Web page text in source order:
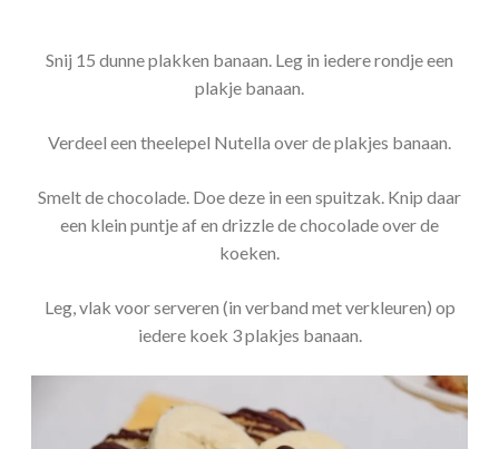
Snij 15 dunne plakken banaan. Leg in iedere rondje een
plakje banaan.
Verdeel een theelepel Nutella over de plakjes banaan.
Smelt de chocolade. Doe deze in een spuitzak. Knip daar
een klein puntje af en drizzle de chocolade over de
koeken.
Leg, vlak voor serveren (in verband met verkleuren) op
iedere koek 3 plakjes banaan.